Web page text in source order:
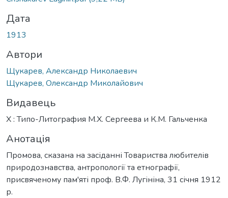
Дата
1913
Автори
Щукарев, Александр Николаевич
Щукарев, Олександр Миколайович
Видавець
Х : Типо-Литография М.Х. Сергеева и К.М. Гальченка
Анотація
Промова, сказана на засіданні Товариства любителів
природознавства, антропології та етнографії,
присвяченому пам'яті проф. В.Ф. Лугініна, 31 січня 1912
р.